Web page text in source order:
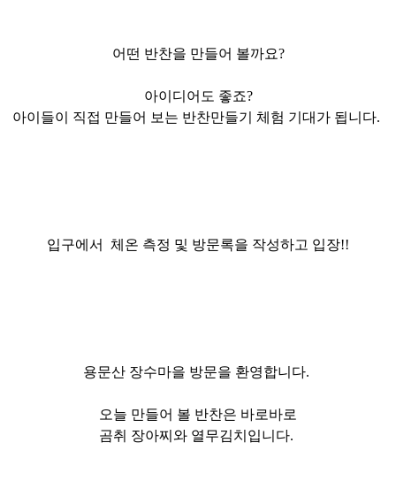
어떤 반찬을 만들어 볼까요?
아이디어도 좋죠?
아이들이 직접 만들어 보는 반찬만들기 체험 기대가 됩니다.
입구에서 체온 측정 및 방문록을 작성하고 입장!!
용문산 장수마을 방문을 환영합니다.
오늘 만들어 볼 반찬은 바로바로
곰취 장아찌와 열무김치입니다.